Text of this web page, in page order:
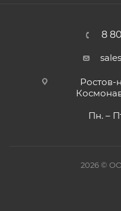
8
Ростов-
Пн. –
2026 ©